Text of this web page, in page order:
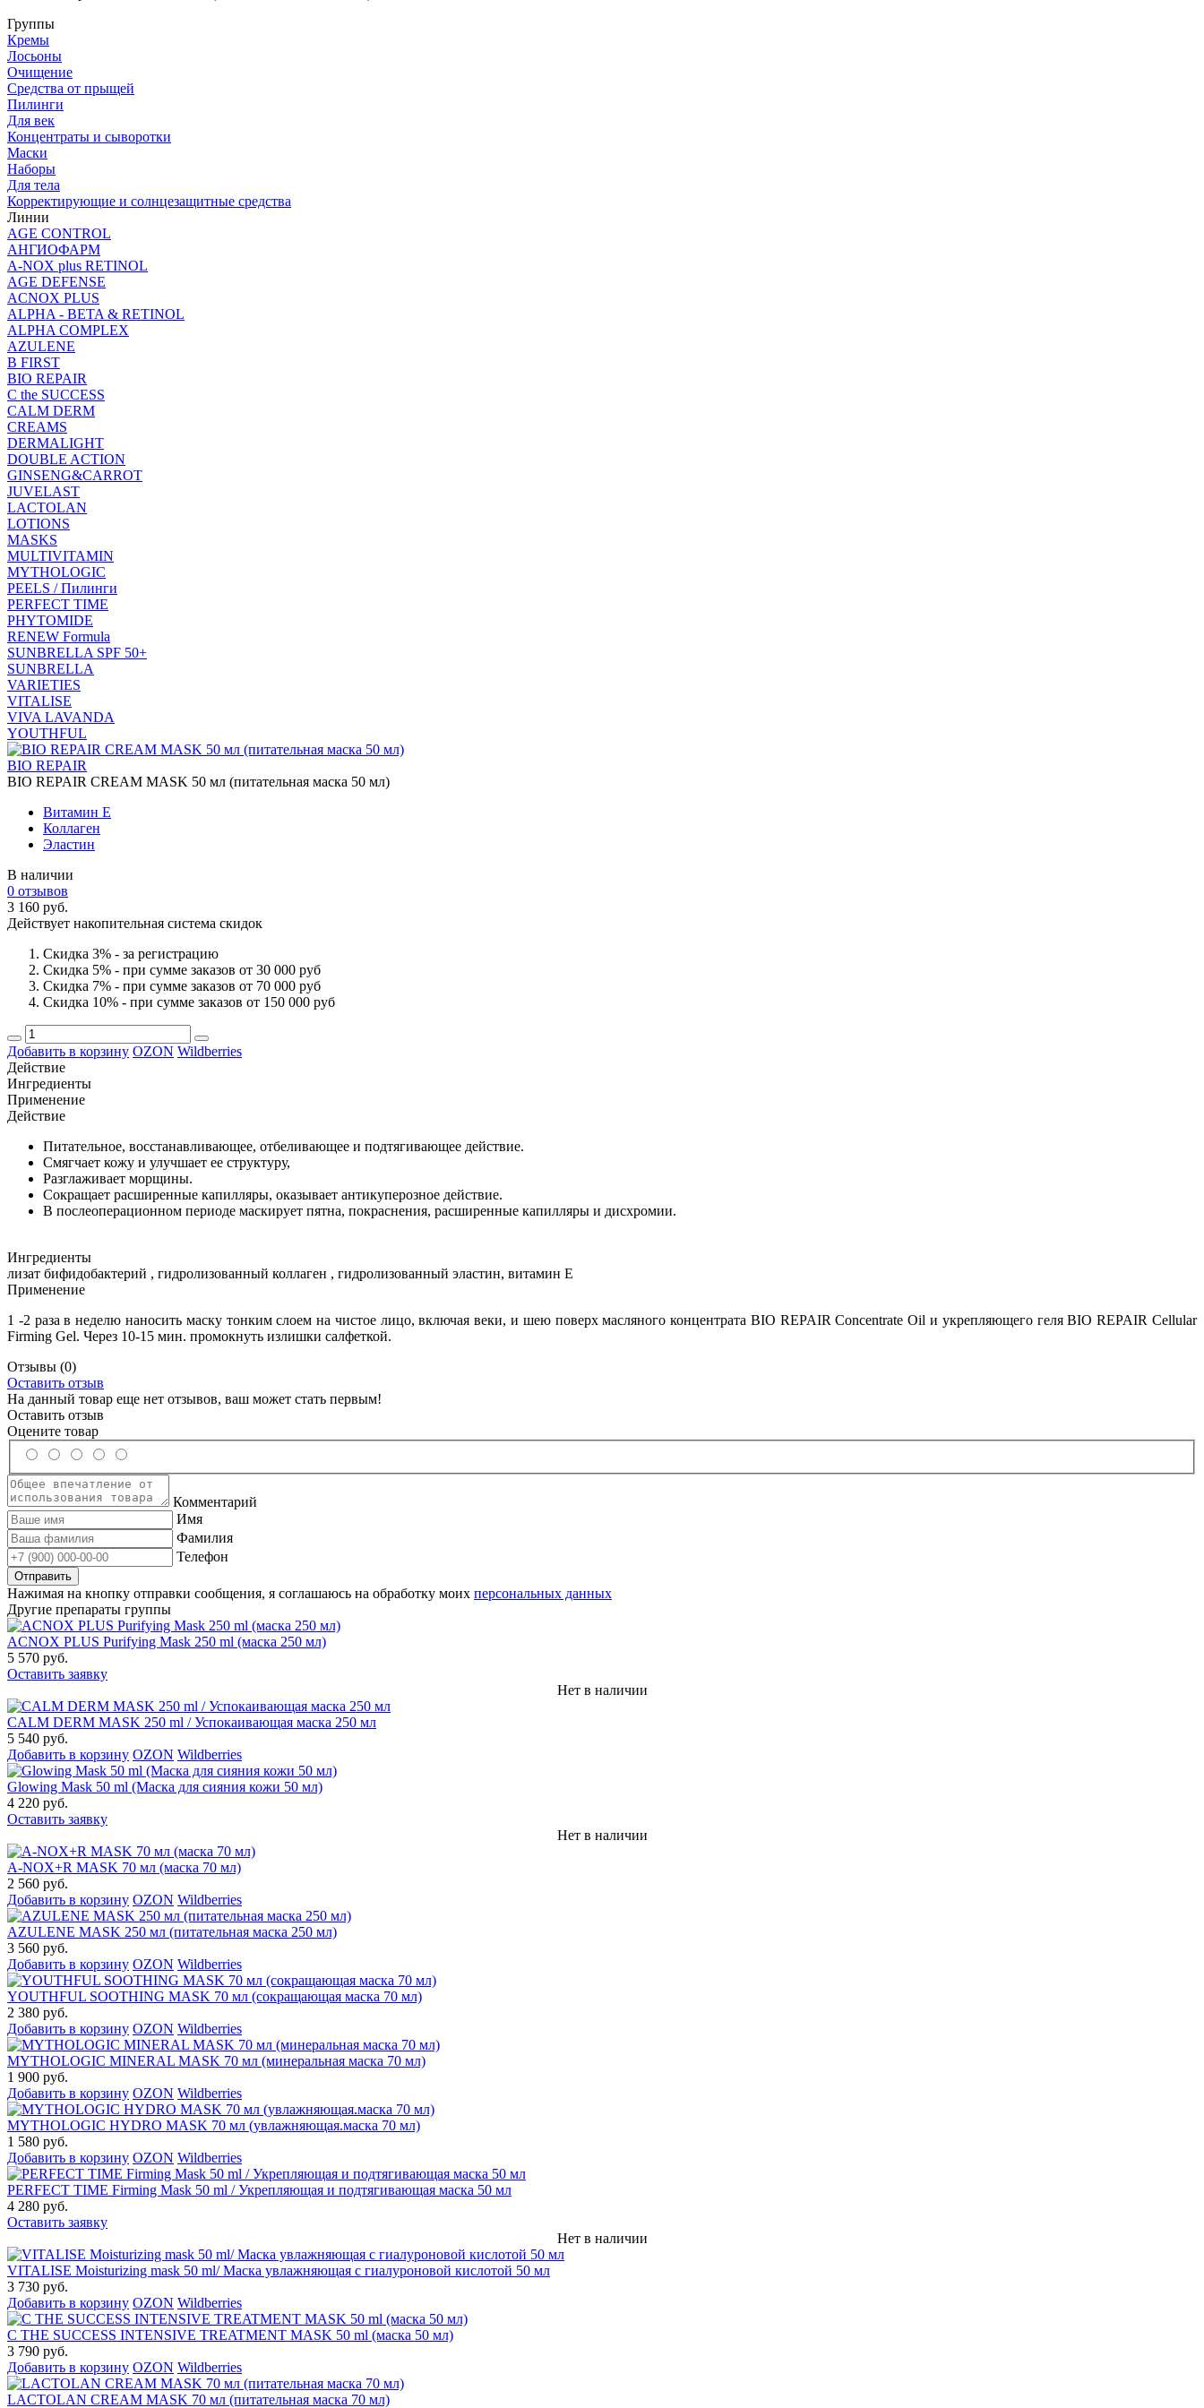
Группы
Кремы
Лосьоны
Очищение
Средства от прыщей
Пилинги
Для век
Концентраты и сыворотки
Маски
Наборы
Для тела
Корректирующие и солнцезащитные средства
Линии
AGE CONTROL
АНГИОФАРМ
A-NOX plus RETINOL
AGE DEFENSE
ACNOX PLUS
ALPHA - BETA & RETINOL
ALPHA COMPLEX
AZULENE
B FIRST
BIO REPAIR
C the SUCCESS
CALM DERM
CREAMS
DERMALIGHT
DOUBLE ACTION
GINSENG&CARROT
JUVELAST
LACTOLAN
LOTIONS
MASKS
MULTIVITAMIN
MYTHOLOGIC
PEELS / Пилинги
PERFECT TIME
PHYTOMIDE
RENEW Formula
SUNBRELLA SPF 50+
SUNBRELLA
VARIETIES
VITALISE
VIVA LAVANDA
YOUTHFUL
BIO REPAIR
BIO REPAIR CREAM MASK 50 мл (питательная маска 50 мл)
Витамин Е
Коллаген
Эластин
В наличии
0 отзывов
3 160 руб.
Действует накопительная система скидок
Скидка 3% - за регистрацию
Скидка 5% - при сумме заказов от 30 000 руб
Скидка 7% - при сумме заказов от 70 000 руб
Скидка 10% - при сумме заказов от 150 000 руб
Добавить в корзину OZON Wildberries
Действие
Ингредиенты
Применение
Действие
Питательное, восстанавливающее, отбеливающее и подтягивающее действие.
Смягчает кожу и улучшает ее структуру,
Разглаживает морщины.
Сокращает расширенные капилляры, оказывает антикуперозное действие.
В послеоперационном периоде маскирует пятна, покраснения, расширенные капилляры и дисхромии.
Ингредиенты
лизат бифидобактерий , гидролизованный коллаген , гидролизованный эластин, витамин Е
Применение
1 -2 раза в неделю наносить маску тонким слоем на чистое лицо, включая веки, и шею поверх масляного концентрата ВIO REPAIR Concentrate Oil и укрепляющего геля ВIO REPAIR Cellular
Firming Gel. Через 10-15 мин. промокнуть излишки салфеткой.
Отзывы (0)
Оставить отзыв
На данный товар еще нет отзывов, ваш может стать первым!
Оставить отзыв
Оцените товар
Комментарий
Имя
Фамилия
Телефон
Нажимая на кнопку отправки сообщения, я соглашаюсь на обработку моих персональных данных
Другие препараты группы
ACNOX PLUS Purifying Mask 250 ml (маска 250 мл)
5 570 руб.
Оставить заявку
Нет в наличии
CALM DERM MASK 250 ml / Успокаивающая маска 250 мл
5 540 руб.
Добавить в корзину OZON Wildberries
Glowing Mask 50 ml (Маска для сияния кожи 50 мл)
4 220 руб.
Оставить заявку
Нет в наличии
A-NOX+R MASK 70 мл (маска 70 мл)
2 560 руб.
Добавить в корзину OZON Wildberries
AZULENE MASK 250 мл (питательная маска 250 мл)
3 560 руб.
Добавить в корзину OZON Wildberries
YOUTHFUL SOOTHING MASK 70 мл (сокращающая маска 70 мл)
2 380 руб.
Добавить в корзину OZON Wildberries
MYTHOLOGIC MINERAL MASK 70 мл (минеральная маска 70 мл)
1 900 руб.
Добавить в корзину OZON Wildberries
MYTHOLOGIC HYDRO MASK 70 мл (увлажняющая.маска 70 мл)
1 580 руб.
Добавить в корзину OZON Wildberries
PERFECT TIME Firming Mask 50 ml / Укрепляющая и подтягивающая маска 50 мл
4 280 руб.
Оставить заявку
Нет в наличии
VITALISE Moisturizing mask 50 ml/ Маска увлажняющая с гиалуроновой кислотой 50 мл
3 730 руб.
Добавить в корзину OZON Wildberries
C THE SUCCESS INTENSIVE TREATMENT MASK 50 ml (маска 50 мл)
3 790 руб.
Добавить в корзину OZON Wildberries
LACTOLAN CREAM MASK 70 мл (питательная маска 70 мл)